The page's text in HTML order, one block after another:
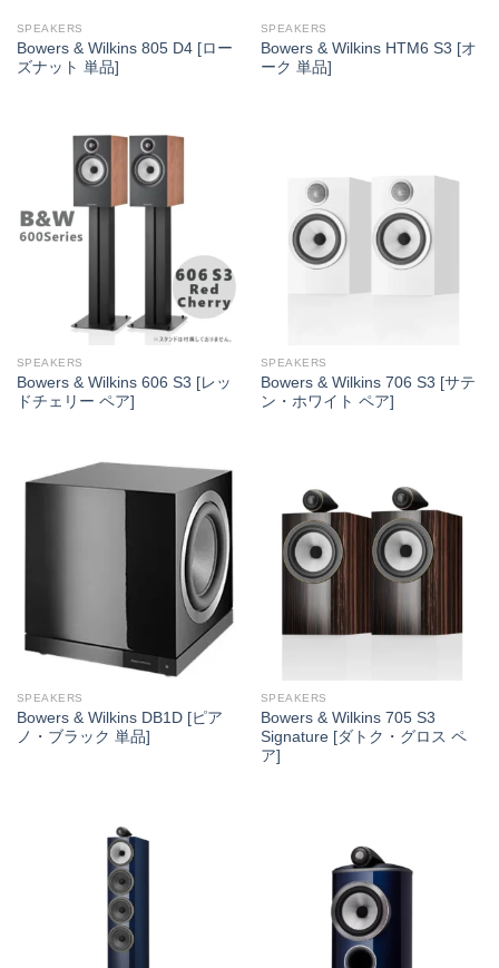
SPEAKERS
Bowers & Wilkins 805 D4 [ロー
ズナット 単品]
SPEAKERS
Bowers & Wilkins HTM6 S3 [オ
ーク 単品]
SPEAKERS
Bowers & Wilkins 606 S3 [レッ
ドチェリー ペア]
SPEAKERS
Bowers & Wilkins 706 S3 [サテ
ン・ホワイト ペア]
SPEAKERS
Bowers & Wilkins DB1D [ピア
ノ・ブラック 単品]
SPEAKERS
Bowers & Wilkins 705 S3
Signature [ダトク・グロス ペ
ア]